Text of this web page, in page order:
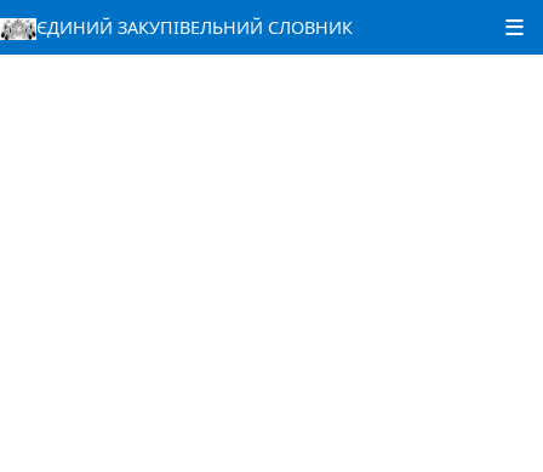
ЄДИНИЙ ЗАКУПІВЕЛЬНИЙ СЛОВНИК